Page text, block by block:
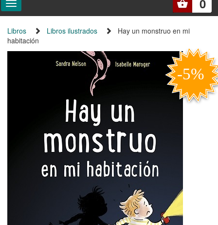
Libros Libros ilustrados
Hay un monstruo en mi
habitación